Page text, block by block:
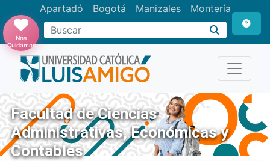
Apartadó Bogotá Manizales Montería
Buscar
Nos
Cuidamos
Facultad de Ciencias
Administrativas, Económicas y
Contables